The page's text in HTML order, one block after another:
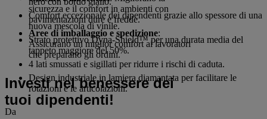
sicurezza e il comfort in ambienti con
pavimentazioni dure e fredde.
Aree di imballaggio e spedizione:
Assicurano un miglior comfort ai lavoratori
che preparano gli ordini.
Investi nel benessere dei
tuoi dipendenti!
Comfort eccezionale dei dipendenti grazie allo spessore di una
nuova mescola di vinile.
Strato protettivo Dyna-Shield™ per una durata media del
tappeto maggiore del 50%.
4 lati smussati e sigillati per ridurre i rischi di caduta.
Design industriale in lamiera diamantata per facilitare le
rotazioni e le articolazioni.
Da